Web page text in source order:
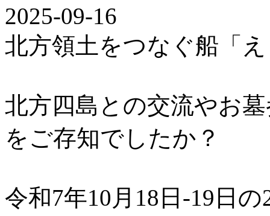
2025-09-16
北方領土をつなぐ船「
北方四島との交流やお
をご存知でしたか？
令和7年10月18日-19日の